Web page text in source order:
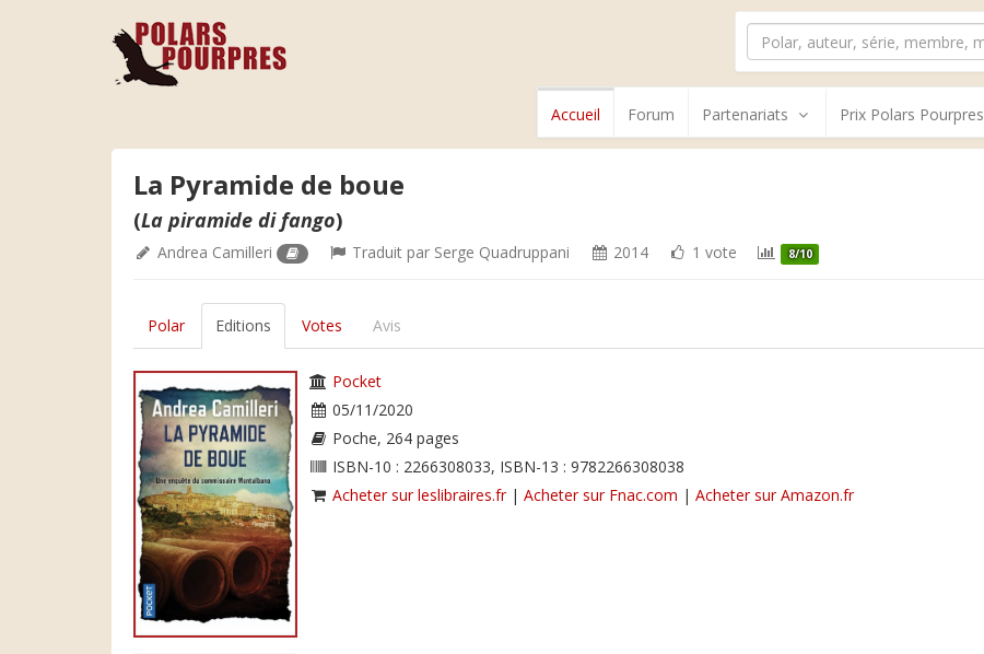
Accueil Forum Partenariats Prix Polars Pourpres
La Pyramide de boue
(La piramide di fango)
Andrea Camilleri Traduit par Serge Quadruppani 2014 1 vote 8/10
Polar Editions Votes Avis
Pocket
05/11/2020
Poche, 264 pages
ISBN-10 : 2266308033, ISBN-13 : 9782266308038
Acheter sur leslibraires.fr| Acheter sur Fnac.com | Acheter sur Amazon.fr